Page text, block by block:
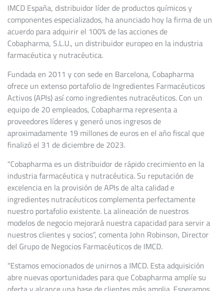
IMCD España, distribuidor líder de productos químicos y
componentes especializados, ha anunciado hoy la firma de un
acuerdo para adquirir el 100% de las acciones de
Cobapharma, S.L.U., un distribuidor europeo en la industria
farmacéutica y nutracéutica.
Fundada en 2011 y con sede en Barcelona, Cobapharma
ofrece un extenso portafolio de Ingredientes Farmacéuticos
Activos (APIs) así como ingredientes nutracéuticos. Con un
equipo de 20 empleados, Cobapharma representa a
proveedores líderes y generó unos ingresos de
aproximadamente 19 millones de euros en el año fiscal que
finalizó el 31 de diciembre de 2023.
“Cobapharma es un distribuidor de rápido crecimiento en la
industria farmacéutica y nutracéutica. Su reputación de
excelencia en la provisión de APIs de alta calidad e
ingredientes nutracéuticos complementa perfectamente
nuestro portafolio existente. La alineación de nuestros
modelos de negocio mejorará nuestra capacidad para servir a
nuestros clientes y socios”, comenta John Robinson, Director
del Grupo de Negocios Farmacéuticos de IMCD.
“Estamos emocionados de unirnos a IMCD. Esta adquisición
abre nuevas oportunidades para que Cobapharma amplíe su